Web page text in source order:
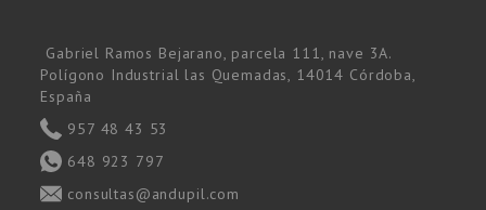
Gabriel Ramos Bejarano, parcela 111, nave 3A.
Polígono Industrial las Quemadas, 14014 Córdoba,
España
957 48 43 53
648 923 797
consultas@andupil.com